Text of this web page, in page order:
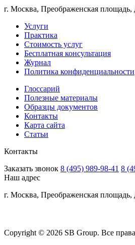
г. Москва, Преображенская
Услуги
Практика
Стоимость услуг
Бесплатная консультация
Журнал
Политика конфиденциальности
Глоссарий
Полезные материалы
Образцы документов
Контакты
Карта сайта
Статьи
Контакты
Заказать звонок 8 (495) 989-98-41 8
Наш адрес
г. Москва, Преображенская
Copyright © 2026 SB Group. Все